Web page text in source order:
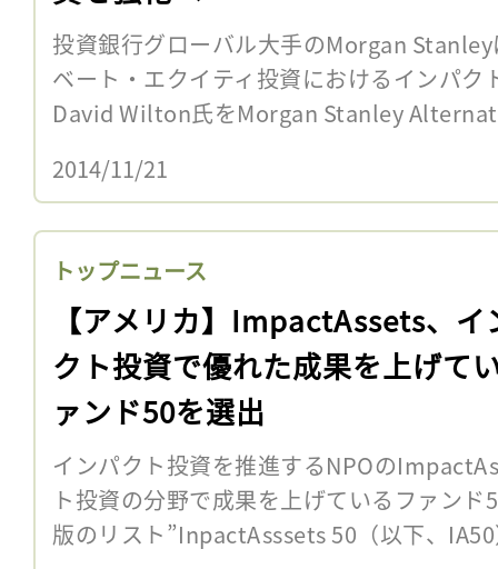
投資銀行グローバル大手のMorgan
ベート・エクイティ投資におけるインパク
David Wilton氏をMorgan Stanley
2014/11/21
トップニュース
【アメリカ】ImpactAssets、イ
クト投資で優れた成果を上げて
ァンド50を選出
インパクト投資を推進するNPOの
ト投資の分野で成果を上げているファン
版のリスト”InpactAsssets 50（以下、